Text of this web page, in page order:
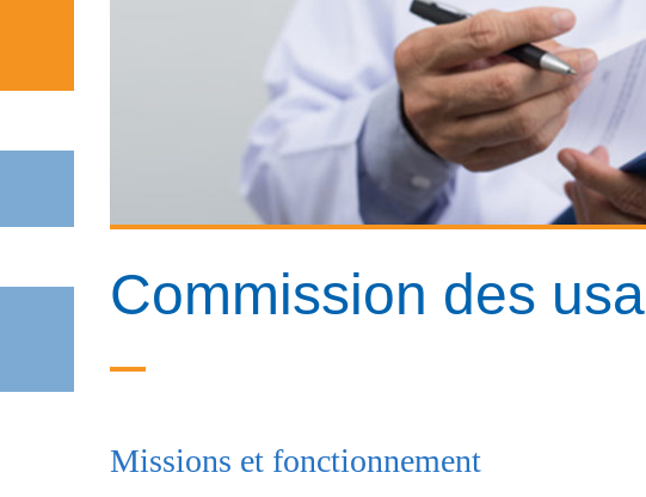
Commission des
Missions et fonctionnement